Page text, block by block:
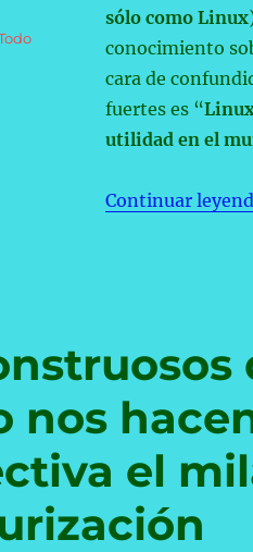
sólo como Linux
conocimiento
cara de
fuertes es “
utilidad en el
Continuar
nos
el